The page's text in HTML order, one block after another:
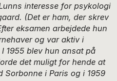
interesse for psykologi
(Det er ham, der skrev
eksamen arbejdede hun
og var aktiv i
1955 blev hun ansat på
det muligt for hende at
Sorbonne i Paris og i 1959